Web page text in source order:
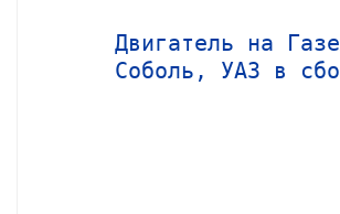
Двигатель на
Соболь, УАЗ в